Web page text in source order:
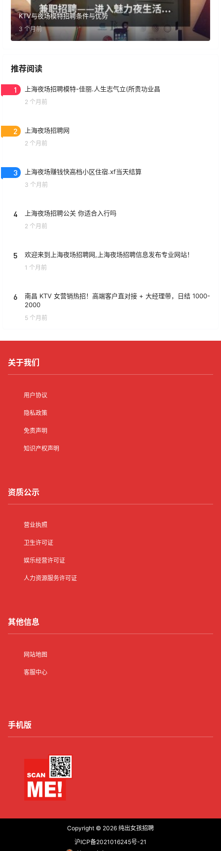
KTV与夜场模特招聘条件与优势
3 个月前
推荐阅读
1 上海夜场招聘模特-佳丽.人生志气立(所贵功业昌
2 个月前
2 上海夜场招聘网
2 个月前
3 上海夜场赚钱快高档小区住宿.xf当天结算
3 个月前
4 上海夜场招聘公关 你适合入行吗
2 个月前
5 欢迎来到上海夜场招聘网,上海夜场招聘信息发布专业网站！
1 个月前
6
南昌 KTV 女营销热招！高端客户直对接 + 大经理带，日结 1000-
2000
5 个月前
关于我们
用户协议
隐私政策
免责声明
知识产权声明
资质公示
营业执照
卫生许可证
娱乐经营许可证
人力资源服务许可证
其他信息
网站地图
客服中心
手机版
Copyright © 2026 纯出女孩招聘
沪ICP备2021016245号-21